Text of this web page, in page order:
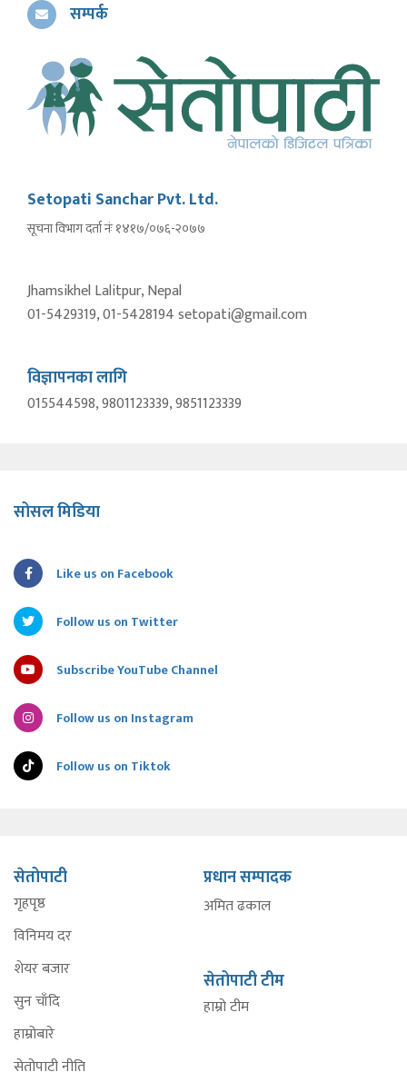
सम्पर्क
Setopati Sanchar Pvt. Ltd.
सूचना विभाग दर्ता नंः १४१७/०७६-२०७७
Jhamsikhel Lalitpur, Nepal
01-5429319, 01-5428194 setopati@gmail.com
विज्ञापनका लागि
015544598, 9801123339, 9851123339
सोसल मिडिया
Like us on Facebook
Follow us on Twitter
Subscribe YouTube Channel
Follow us on Instagram
Follow us on Tiktok
सेतोपाटी
गृहपृष्ठ
विनिमय दर
शेयर बजार
सुन चाँदि
हाम्रोबारे
सेतोपाटी नीति
प्रधान सम्पादक
अमित ढकाल
सेतोपाटी टीम
हाम्रो टीम